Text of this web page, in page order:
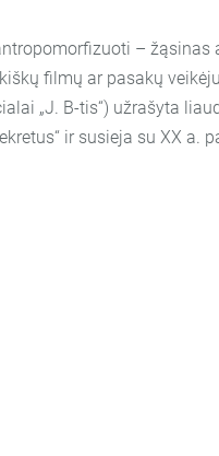
–
filmų ar pasakų
„J. B-tis“) užrašyta
ir susieja su XX